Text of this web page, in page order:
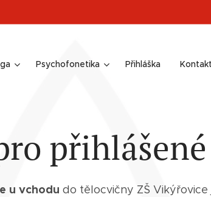
Psychofonetika Přihláška
u vchodu do tělocvičny ZŠ